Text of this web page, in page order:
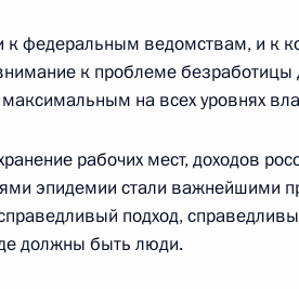
года, 19:40
федеральным ведомствам, и к
к проблеме
максимальным на всех уровнях
рабочих мест, доходов
эпидемии стали важнейшими
подход,
должны быть люди.